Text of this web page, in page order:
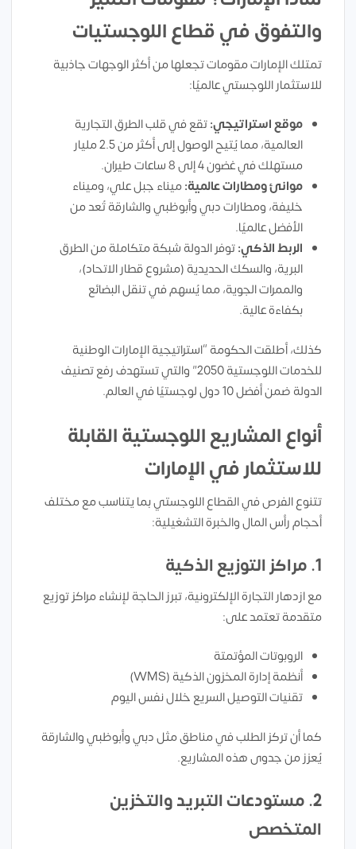
والتفوق في قطاع اللوجستيات
تمتلك الإمارات مقومات تجعلها من أكثر الوجهات جاذبية
للاستثمار اللوجستي عالميًا:
موقع استراتيجي:تقع في قلب الطرق التجارية
العالمية، مما يُتيح الوصول إلى أكثر من 2.5 مليار
مستهلك في غضون 4 إلى 8 ساعات طيران.
موانئ ومطارات عالمية:ميناء جبل علي، وميناء
خليفة، ومطارات دبي وأبوظبي والشارقة تُعد من
الأفضل عالميًا.
الربط الذكي:توفر الدولة شبكة متكاملة من الطرق
البرية، والسكك الحديدية (مشروع قطار الاتحاد)،
والممرات الجوية، مما يُسهم في تنقل البضائع
بكفاءة عالية.
كذلك، أطلقت الحكومة “استراتيجية الإمارات الوطنية
للخدمات اللوجستية 2050” والتي تستهدف رفع تصنيف
الدولة ضمن أفضل 10 دول لوجستيًا في العالم.
أنواع المشاريع اللوجستية القابلة
للاستثمار في الإمارات
تتنوع الفرص في القطاع اللوجستي بما يتناسب مع مختلف
أحجام رأس المال والخبرة التشغيلية:
1. مراكز التوزيع الذكية
مع ازدهار التجارة الإلكترونية، تبرز الحاجة لإنشاء مراكز توزيع
متقدمة تعتمد على:
الروبوتات المؤتمتة
أنظمة إدارة المخزون الذكية (WMS)
تقنيات التوصيل السريع خلال نفس اليوم
كما أن تركز الطلب في مناطق مثل دبي وأبوظبي والشارقة
يُعزز من جدوى هذه المشاريع.
2. مستودعات التبريد والتخزين
المتخصص